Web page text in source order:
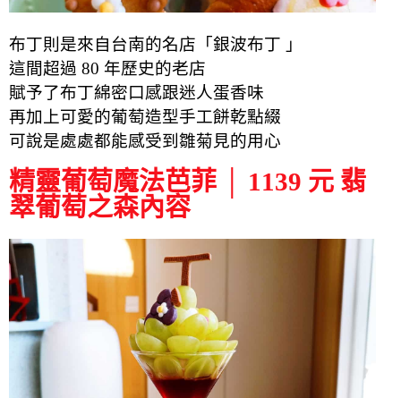
布丁則是來自台南的名店「銀波布丁 」
這間超過 80 年歷史的老店
賦予了布丁綿密口感跟迷人蛋香味
再加上可愛的葡萄造型手工餅乾點綴
可說是處處都能感受到雛菊見的用心
精靈葡萄魔法芭菲 │ 1139 元 翡
翠葡萄之森內容